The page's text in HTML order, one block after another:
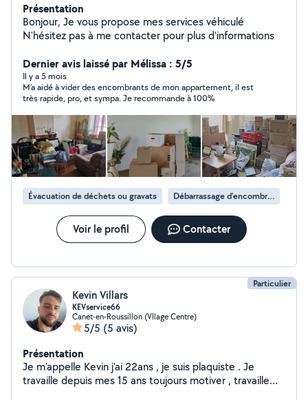
Présentation
Bonjour, Je vous propose mes services véhiculé
N'hésitez pas à me contacter pour plus d'informations
Dernier avis laissé par Mélissa : 5/5
Il y a 5 mois
M’a aidé à vider des encombrants de mon appartement, il est
très rapide, pro, et sympa. Je recommande à 100%
Évacuation de déchets ou gravats Débarrassage d'encombrants
Voir le profil Contacter
Particulier
Kevin Villars
KEVservice66
Canet-en-Roussillon (Vllage Centre)
5/5 (5 avis)
Présentation
Je m'appelle Kevin j'ai 22ans , je suis plaquiste . Je
travaille depuis mes 15 ans toujours motiver , travaille